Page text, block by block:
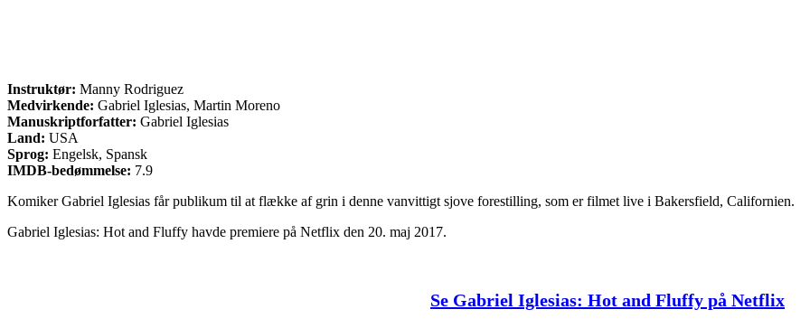
Instruktør: Manny Rodriguez
Medvirkende: Gabriel Iglesias, Martin Moreno
Manuskriptforfatter: Gabriel Iglesias
Land: USA
Sprog: Engelsk, Spansk
IMDB-bedømmelse: 7.9
Komiker Gabriel Iglesias får publikum til at flække af grin i denne vanvittigt sjove forestilling, som er filmet live i Bakersfield, Californien.
Gabriel Iglesias: Hot and Fluffy havde premiere på Netflix den 20. maj 2017.
Se Gabriel Iglesias: Hot and Fluffy på Netflix